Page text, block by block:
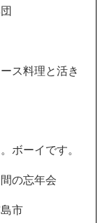
ス料理と活き
ボーイです。
の忘年会
市